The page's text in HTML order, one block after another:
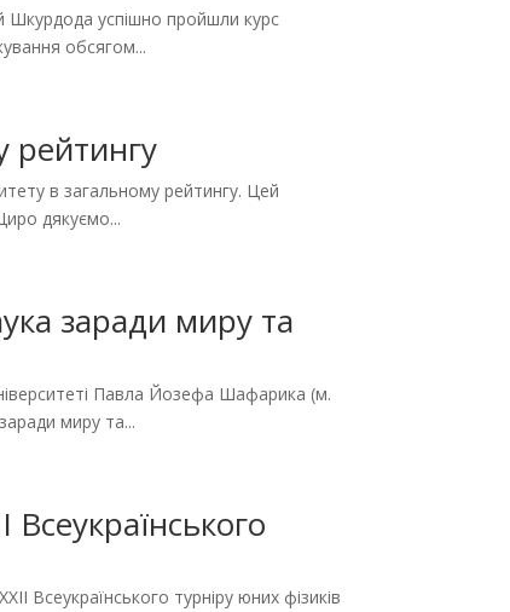
Шкурдода успішно пройшли курс
обсягом...
рейтингу
в загальному рейтингу. Цей
дякуємо...
заради миру та
Павла Йозефа Шафарика (м.
миру та...
Всеукраїнського турніру юних фізиків